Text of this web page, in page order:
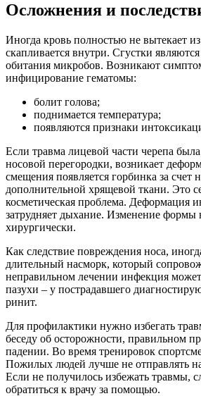
Осложнения и
Иногда кровь полностью не вытекает
скапливается внутри. Сгустки
обитания микробов. Возникают
инфицирование гематомы:
болит голова;
поднимается температура;
появляются признаки
Если травма лицевой части черепа
носовой перегородки, возникает
смещения появляется горбинка за счет
дополнительной хрящевой ткани. Это
косметическая проблема. Деформация
затрудняет дыхание. Изменение формы
хирургически.
Как следствие повреждения носа,
длительный насморк, который
неправильном лечении инфекция
пазухи – у пострадавшего
ринит.
Для профилактики нужно избегать
беседу об осторожности, правильном
падении. Во время тренировок
Пожилых людей лучше не отправлять
Если не получилось избежать травмы,
обратиться к врачу за помощью.